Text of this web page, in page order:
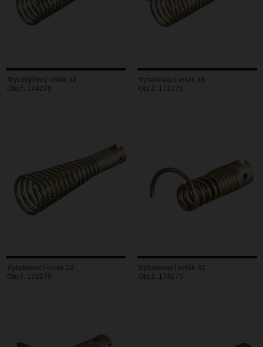
Trychtýřový vrták 32
Obj.č. 174270
Vytahovací vrták 16
Obj.č. 171275
Vytahovací vrták 22
Obj.č. 172275
Vytahovací vrták 32
Obj.č. 174275